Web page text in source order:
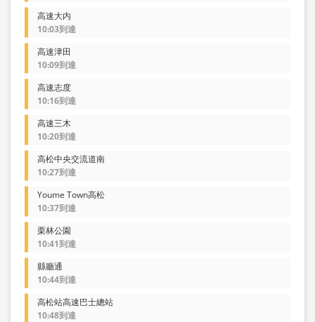
高速大内
10:03到達
高速津田
10:09到達
高速志度
10:16到達
高速三木
10:20到達
高松中央交流道南
10:27到達
Youme Town高松
10:37到達
栗林公園
10:41到達
縣廳通
10:44到達
高松站高速巴士總站
10:48到達